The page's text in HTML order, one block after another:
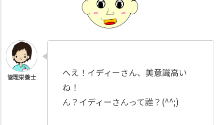
へえ！イディーさん、美意識高い
ね！
ん？イディーさんって誰？(^^;)